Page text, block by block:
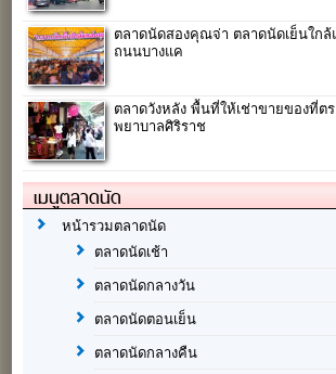
ตลาดนัดสองคุณจ่า ตลาดนัดเย็นใก
ถนนบางแค
ตลาดวังหลัง พื้นที่ให้เช่าขายของที่ตร
พยาบาลศิริราช
เมนูตลาดนัด
หน้ารวมตลาดนัด
ตลาดนัดเช้า
ตลาดนัดกลางวัน
ตลาดนัดตอนเย็น
ตลาดนัดกลางคืน